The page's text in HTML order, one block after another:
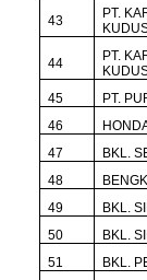
43
PT.
44
PT.
45
PT.
46
47
BKL.
48
49
BKL.
50
BKL.
51
BKL.